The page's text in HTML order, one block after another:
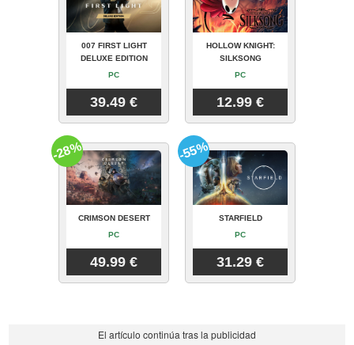
007 FIRST LIGHT
DELUXE EDITION
PC
39.49 €
HOLLOW KNIGHT:
SILKSONG
PC
12.99 €
CRIMSON DESERT
PC
49.99 €
-28%
STARFIELD
PC
31.29 €
-55%